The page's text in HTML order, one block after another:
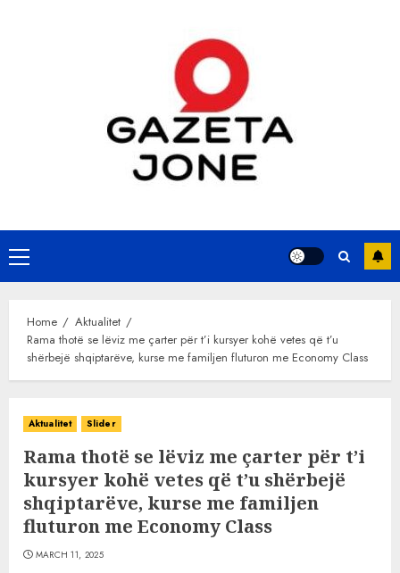
Primary
Menu
Home
Aktualitet
Rama thotë se lëviz me çarter për t’i kursyer kohë vetes që t’u
shërbejë shqiptarëve, kurse me familjen fluturon me Economy Class
Aktualitet Slider
Rama thotë se lëviz me çarter për t’i
kursyer kohë vetes që t’u shërbejë
shqiptarëve, kurse me familjen
fluturon me Economy Class
MARCH 11, 2025